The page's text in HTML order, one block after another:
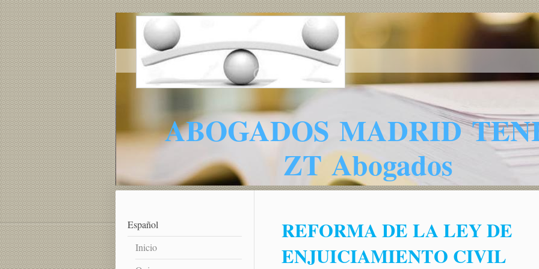
ABOGADOS MADRID
ZT Abogados
Español
Inicio
REFORMA DE LA LEY DE
ENJUICIAMIENTO CIVIL